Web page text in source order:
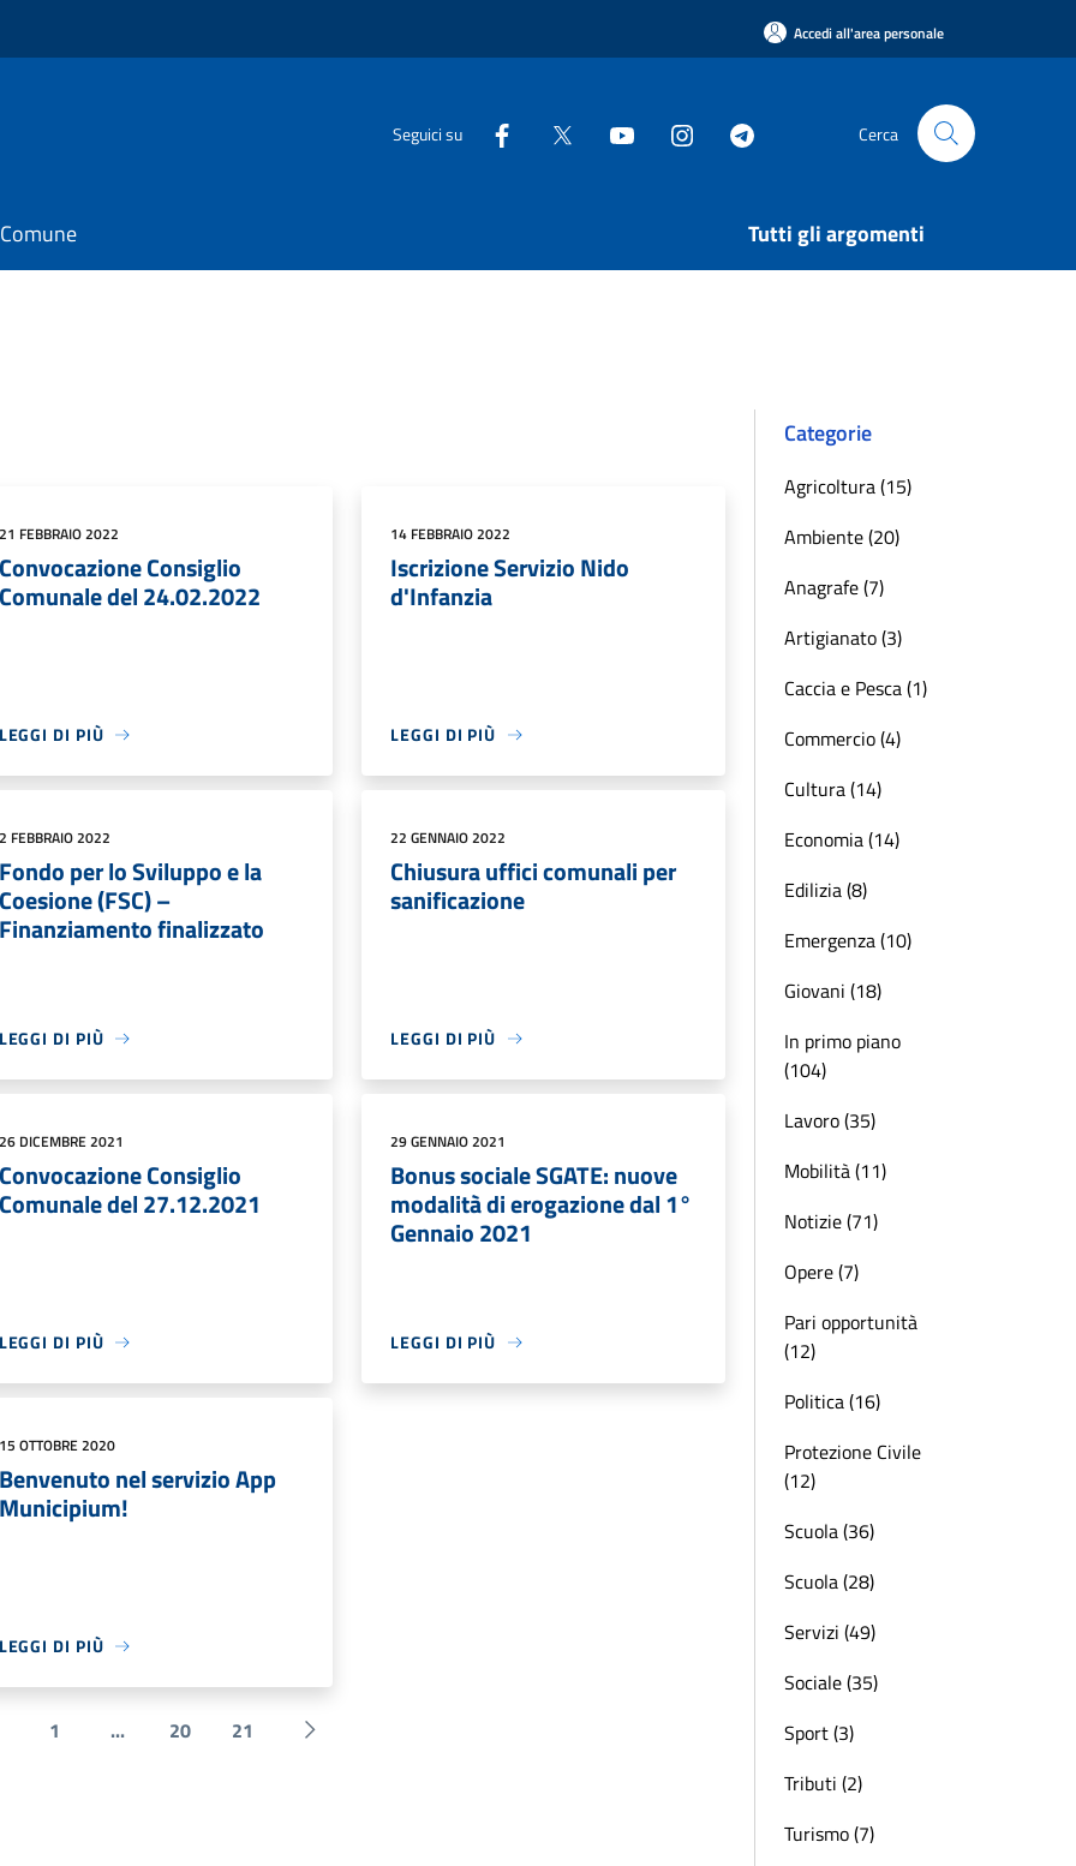
Accedi all'area personale
Seguici su Cerca
Tutti gli argomenti
FEBBRAIO 2022
Consiglio
del 24.02.2022
DI PIÙ
14 FEBBRAIO 2022
Iscrizione Servizio Nido
d'Infanzia
LEGGI DI PIÙ
FEBBRAIO 2022
per lo Sviluppo e la
(FSC) –
finalizzato
DI PIÙ
22 GENNAIO 2022
Chiusura uffici comunali per
sanificazione
LEGGI DI PIÙ
DICEMBRE 2021
Consiglio
del 27.12.2021
DI PIÙ
29 GENNAIO 2021
Bonus sociale SGATE: nuove
modalità di erogazione dal 1°
Gennaio 2021
LEGGI DI PIÙ
OTTOBRE 2020
nel servizio App
DI PIÙ
1 ... 20 21
Successiva »
Categorie
Agricoltura (15)
Ambiente (20)
Anagrafe (7)
Artigianato (3)
Caccia e Pesca (1)
Commercio (4)
Cultura (14)
Economia (14)
Edilizia (8)
Emergenza (10)
Giovani (18)
In primo piano
(104)
Lavoro (35)
Mobilità (11)
Notizie (71)
Opere (7)
Pari opportunità
(12)
Politica (16)
Protezione Civile
(12)
Scuola (36)
Scuola (28)
Servizi (49)
Sociale (35)
Sport (3)
Tributi (2)
Turismo (7)